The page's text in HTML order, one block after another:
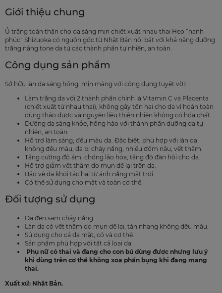
Giới thiệu chung
Ủ trắng toàn thân cho da sáng mịn chiết xuất nhau thai Heo “hạnh
phúc" Shizuoka có nguồn gốc từ Nhật Bản nổi bật với khả năng dưỡng
trắng nâng tone da từ các thành phần tự nhiên, an toàn.
Công dụng sản phẩm
Sở hữu làn da sáng hồng, mịn màng với công dụng tuyệt vời:
Làm trắng da với 2 thành phần chính là Vitamin C và Placenta
(chiết xuất từ nhau thai), không gây tổn hại cho da vì hoàn toàn
dùng thảo dược và nguyên liệu thiên nhiên không có hóa chất.
Dưỡng da sáng khỏe, hồng hào với thành phần dưỡng da tự
nhiên, an toàn.
Hỗ trợ làm sáng, đều màu da. Đặc biệt, phù hợp với làn da
không đều màu, da bị cháy nắng, nhiều đốm nâu, vết thâm.
Tăng cường độ ẩm, chống lão hóa, tăng độ đàn hồi cho da.
Hỗ trợ giảm vết thâm do mụn để lại trên da.
Bảo vệ da khỏi tác hại từ ánh nắng mặt trời.
Có thể sử dụng cho mặt và toàn cơ thể.
Đối tượng sử dụng
Da đen sạm cháy nắng.
Làn da có vết thâm do mụn để lại, tàn nhang không đều màu.
Sử dụng cho cả da mặt, cổ và cơ thể.
Sản phẩm phù hợp với tất cả loại da.
Phụ nữ có thai và đang cho con bú dùng được nhưng lưu ý
khi dùng trên cơ thể không xoa phần bụng khi đang mang
thai.
Xuất xứ: Nhật Bản.